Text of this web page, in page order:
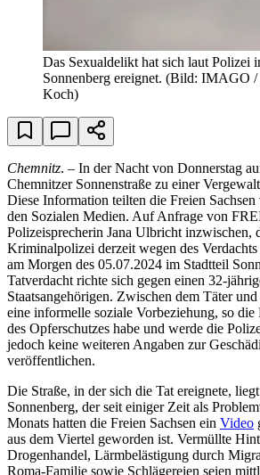
Das Sexualdelikt hat sich laut Polizei
Sonnenberg ereignet. (Bild: IMAGO /
Koch)
Chemnitz. – In der Nacht von Donnerstag
Chemnitzer Sonnenstraße zu einer
Diese Information teilten die Freien
den Sozialen Medien. Auf Anfrage von
Polizeisprecherin Jana Ulbricht inzwischen,
Kriminalpolizei derzeit wegen des
am Morgen des 05.07.2024 im Stadtteil
Tatverdacht richte sich gegen einen 32-
Staatsangehörigen. Zwischen dem Täter
eine informelle soziale Vorbeziehung, so
des Opferschutzes habe und werde die
jedoch keine weiteren Angaben zur
veröffentlichen.
Die Straße, in der sich die Tat ereignete,
Sonnenberg, der seit einiger Zeit als
Monats hatten die Freien Sachsen ein Video
aus dem Viertel geworden ist. Vermüllte
Drogenhandel, Lärmbelästigung durch
Roma-Familie sowie Schlägereien seien